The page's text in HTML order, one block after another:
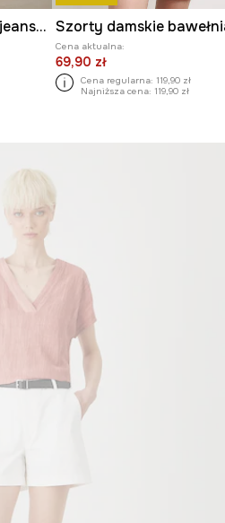
Szorty chino damskie jeansowe
Cena aktualna:
69,90 zł
Cena regularna: 119,90 zł
Najniższa cena: 119,90 zł